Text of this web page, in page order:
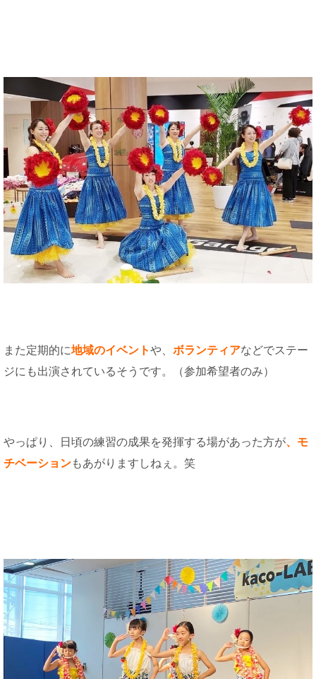
また定期的に地域のイベントや、 ボランティアなどでステー
ジにも出演されているそうです。（参加希望者のみ）
やっぱり、日頃の練習の成果を発揮する場があった方が、モ
チベーションもあがりますしねぇ。笑